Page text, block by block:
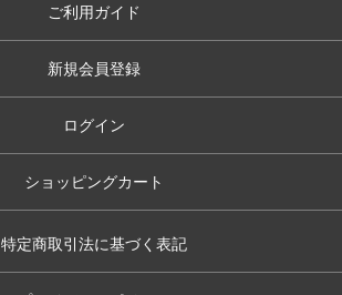
ご利用ガイド
新規会員登録
ログイン
ショッピングカート
特定商取引法に基づく表記